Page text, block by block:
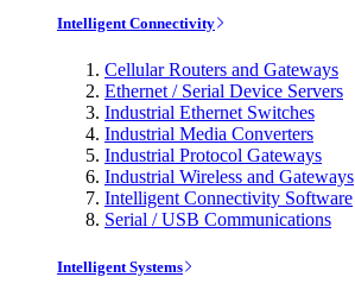
Intelligent Connectivity
Cellular Routers and Gateways
Ethernet / Serial Device Servers
Industrial Ethernet Switches
Industrial Media Converters
Industrial Protocol Gateways
Industrial Wireless and Gateways
Intelligent Connectivity Software
Serial / USB Communications
Intelligent Systems